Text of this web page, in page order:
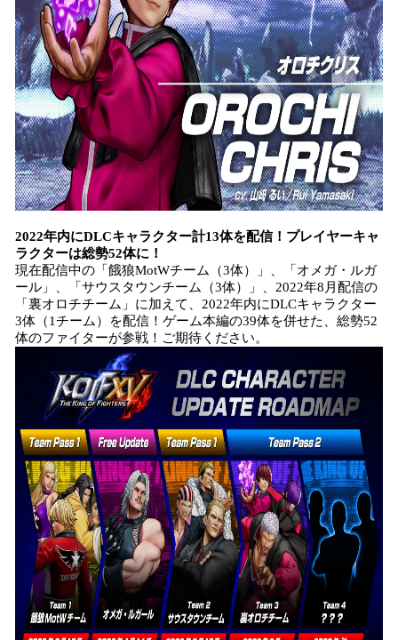
2022年内にDLCキャラクター計13体を配信！プレイヤーキャ
ラクターは総勢52体に！
現在配信中の「餓狼MotWチーム（3体）」、「オメガ・ルガ
ール」、「サウスタウンチーム（3体）」、2022年8月配信の
「裏オロチチーム」に加えて、2022年内にDLCキャラクター
3体（1チーム）を配信！ゲーム本編の39体を併せた、総勢52
体のファイターが参戦！ご期待ください。